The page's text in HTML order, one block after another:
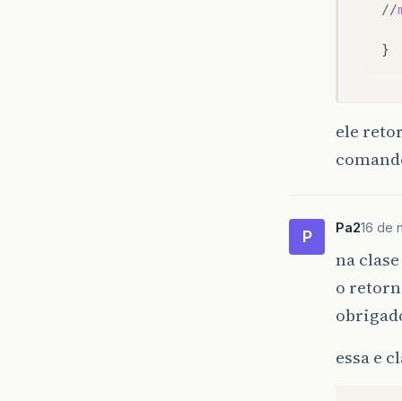
//
ele
P Pa216 de
na
o
essa e